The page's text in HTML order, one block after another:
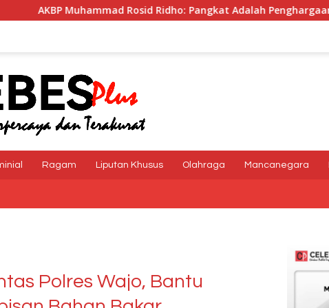
Rosid Ridho: Pangkat Adalah Penghargaan dan Tanggung Jawab
Ragam Liputan Khusus Olahraga Mancanegara
Polres Wajo, Bantu